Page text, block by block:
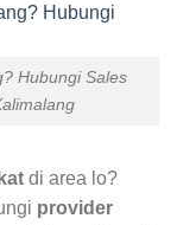
Hubungi Sales
di area lo?
provider